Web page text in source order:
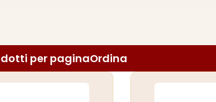
di nuove sfumature di gusto o
Scopri la ricchezza dei
la più gustosa!
per paginaOrdina